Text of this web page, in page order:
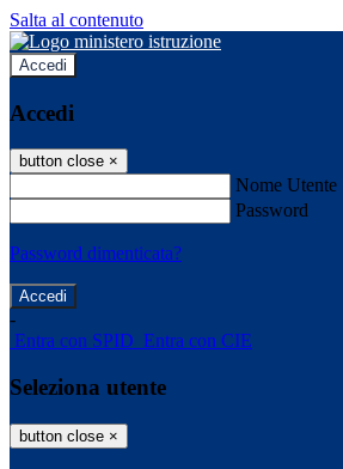
Salta al contenuto
Accedi
Accedi
button close ×
Nome Utente
Password
Password dimenticata?
-
Entra con SPID Entra con CIE
Seleziona utente
button close ×